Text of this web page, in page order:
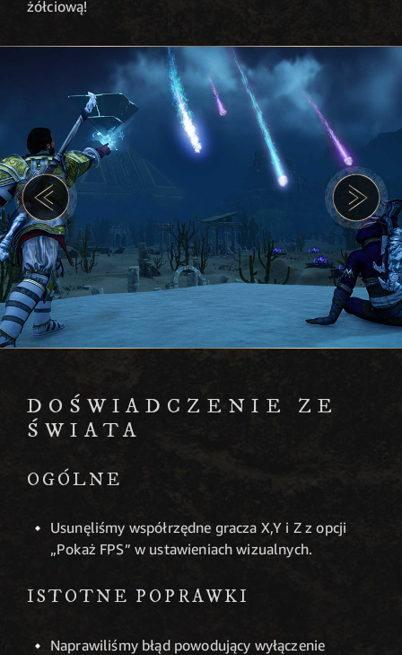
żółciową!
DOŚWIAD­CZENIE ZE
ŚWIATA
OGÓLNE
Usunęliśmy współrzędne gracza X,Y i Z z opcji
„Pokaż FPS” w ustawieniach wizualnych.
ISTOTNE POPRAWKI
Naprawiliśmy błąd powodujący wyłączenie